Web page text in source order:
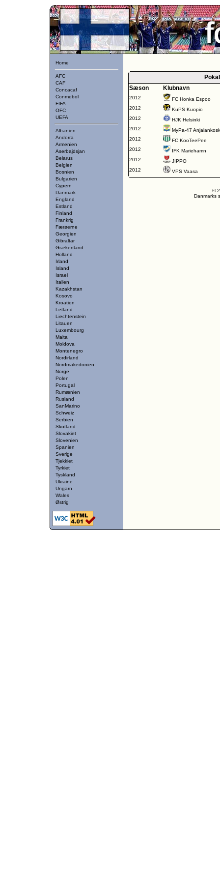
Home
AFC
CAF
Concacaf
Conmebol
FIFA
OFC
UEFA
Albanien
Andorra
Armenien
Aserbajdsjan
Belarus
Belgien
Bosnien
Bulgarien
Cypern
Danmark
England
Estland
Finland
Frankrig
Færøerne
Georgien
Gibraltar
Grækenland
Holland
Irland
Island
Israel
Italien
Kazakhstan
Kosovo
Kroatien
Letland
Liechtenstein
Litauen
Luxembourg
Malta
Moldova
Montenegro
Nordirland
Nordmakedonien
Norge
Polen
Portugal
Rumænien
Rusland
SanMarino
Schweiz
Serbien
Skotland
Slovakiet
Slovenien
Spanien
Sverige
Tjekkiet
Tyrkiet
Tyskland
Ukraine
Ungarn
Wales
Østrig
Sæson
Klubnavn
2012
FC Honka Espoo
2012
KuPS Kuopio
2012
HJK Helsinki
2012
MyPa-47
2012
FC KooTeePee
2012
IFK Mariehamn
2012
JIPPO
2012
VPS Vaasa
©
Danmarks